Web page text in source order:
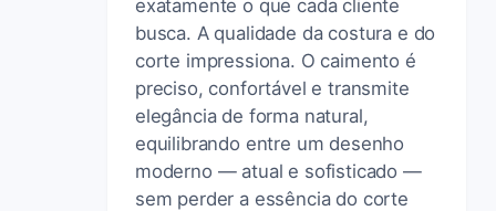
exatamente o que cada cliente
busca. A qualidade da costura e do
corte impressiona. O caimento é
preciso, confortável e transmite
elegância de forma natural,
equilibrando entre um desenho
moderno — atual e sofisticado —
sem perder a essência do corte